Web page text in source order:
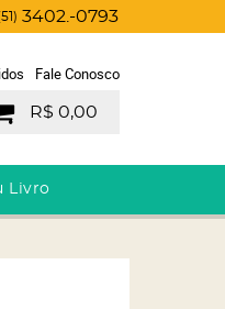
3402.-0793
Fale Conosco
R$ 0,00
Livro